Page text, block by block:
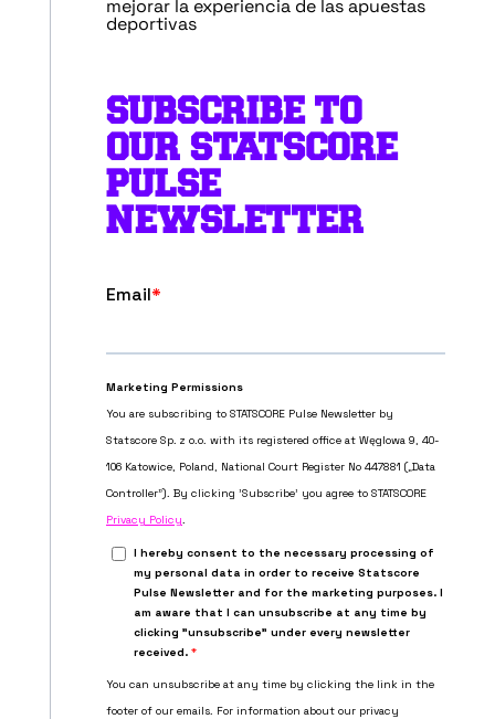
mejorar la experiencia de las apuestas
deportivas
SUBSCRIBE TO
OUR STATSCORE
PULSE
NEWSLETTER